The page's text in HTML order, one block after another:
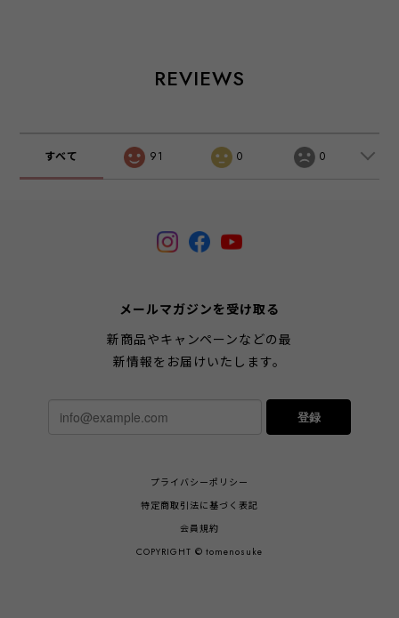
REVIEWS
すべて 91 0 0
メールマガジンを受け取る
新商品やキャンペーンなどの最
新情報をお届けいたします。
登録
プライバシーポリシー
特定商取引法に基づく表記
会員規約
COPYRIGHT © tomenosuke